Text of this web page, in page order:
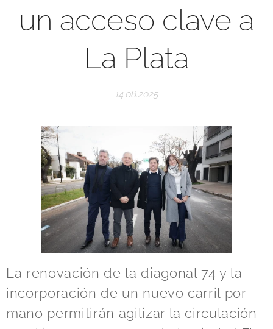
un acceso clave a
La Plata
14.08.2025
La renovación de la diagonal 74 y la
incorporación de un nuevo carril por
mano permitirán agilizar la circulación